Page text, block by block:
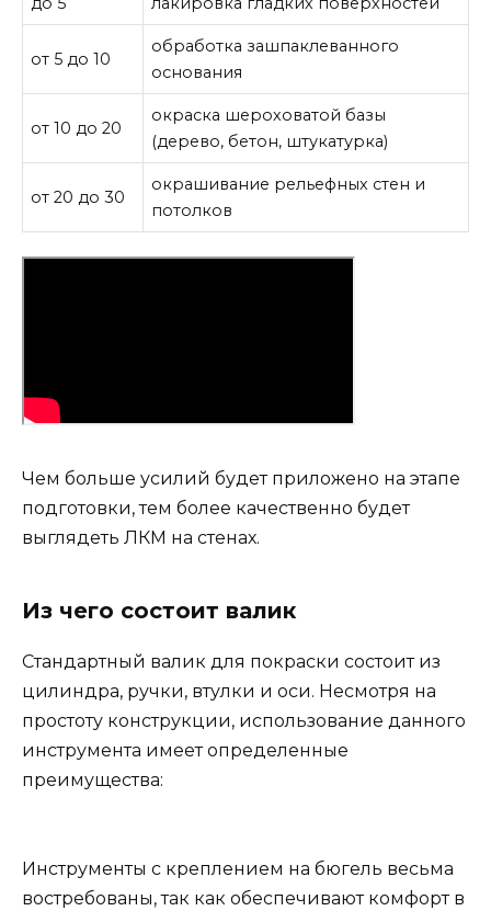
от 5 до 10
обработка зашпаклеванного
основания
от 10 до 20
окраска шероховатой базы
(дерево, бетон, штукатурка)
от 20 до 30
окрашивание рельефных стен и
потолков
Чем больше усилий будет приложено на этапе
подготовки, тем более качественно будет
выглядеть ЛКМ на стенах.
Из чего состоит валик
Стандартный валик для покраски состоит из
цилиндра, ручки, втулки и оси. Несмотря на
простоту конструкции, использование данного
инструмента имеет определенные
преимущества:
Инструменты с креплением на бюгель весьма
востребованы, так как обеспечивают комфорт в